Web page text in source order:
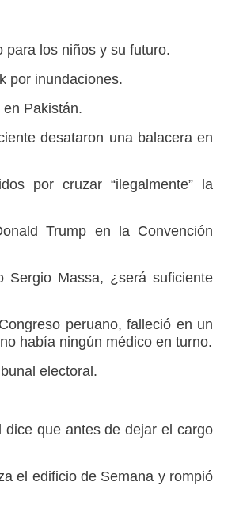
para los niños y su futuro.
por inundaciones.
Pakistán.
desataron una balacera en
por cruzar “ilegalmente” la
Trump en la Convención
Sergio Massa, ¿será suficiente
peruano, falleció en un
había ningún médico en turno.
electoral.
que antes de dejar el cargo
el edificio de Semana y rompió